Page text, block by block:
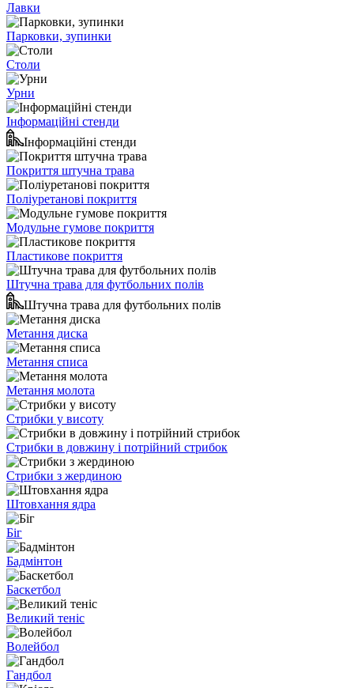
Лавки
Парковки, зупинки
Столи
Урни
Інформаційні стенди
Інформаційні стенди
Покриття штучна трава
Поліуретанові покриття
Модульне гумове покриття
Пластикове покриття
Штучна трава для футбольних полів
Штучна трава для футбольних полів
Метання диска
Метання списа
Метання молота
Стрибки у висоту
Стрибки в довжину і потрійний стрибок
Стрибки з жердиною
Штовхання ядра
Біг
Бадмінтон
Баскетбол
Великий теніс
Волейбол
Гандбол